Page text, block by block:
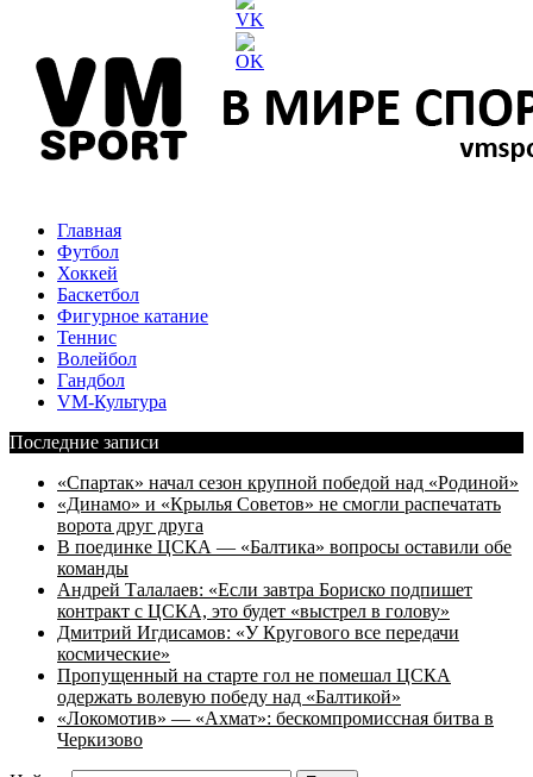
Главная
Футбол
Хоккей
Баскетбол
Фигурное катание
Теннис
Волейбол
Гандбол
VM-Культура
Последние записи
«Спартак» начал сезон крупной победой над «Родиной»
«Динамо» и «Крылья Советов» не смогли распечатать
ворота друг друга
В поединке ЦСКА — «Балтика» вопросы оставили обе
команды
Андрей Талалаев: «Если завтра Бориско подпишет
контракт с ЦСКА, это будет «выстрел в голову»
Дмитрий Игдисамов: «У Кругового все передачи
космические»
Пропущенный на старте гол не помешал ЦСКА
одержать волевую победу над «Балтикой»
«Локомотив» — «Ахмат»: бескомпромиссная битва в
Черкизово